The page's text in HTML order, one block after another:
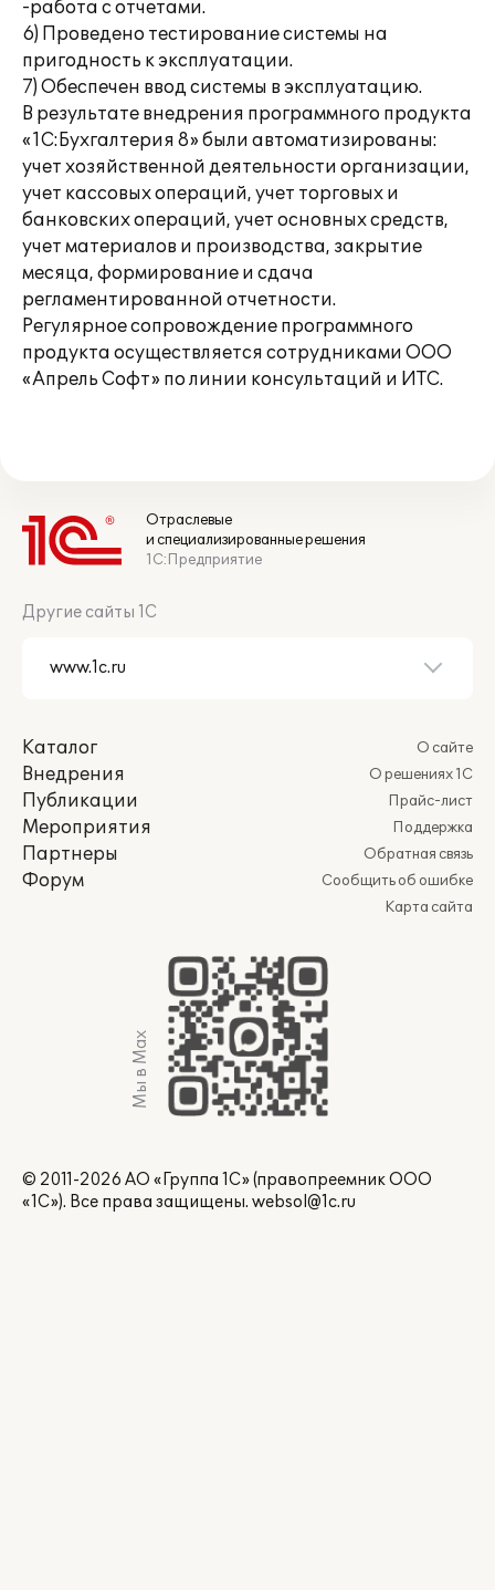
-работа с отчетами.
6) Проведено тестирование системы на
пригодность к эксплуатации.
7) Обеспечен ввод системы в эксплуатацию.
В результате внедрения программного продукта
«1С:Бухгалтерия 8» были автоматизированы:
учет хозяйственной деятельности организации,
учет кассовых операций, учет торговых и
банковских операций, учет основных средств,
учет материалов и производства, закрытие
месяца, формирование и сдача
регламентированной отчетности.
Регулярное сопровождение программного
продукта осуществляется сотрудниками ООО
«Апрель Софт» по линии консультаций и ИТС.
Отраслевые
и специализированные решения
1С:Предприятие
Другие сайты 1С
Каталог
Внедрения
Публикации
Мероприятия
Партнеры
Форум
О сайте
О решениях 1С
Прайс-лист
Поддержка
Обратная связь
Сообщить об ошибке
Карта сайта
Мы в Max
© 2011-2026 АО «Группа 1С» (правопреемник ООО
«1С»). Все права защищены. websol@1c.ru